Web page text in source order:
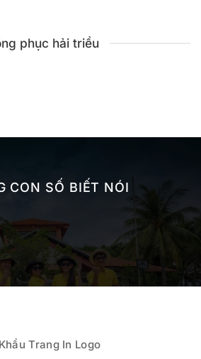
phục hải triều
CON SỐ BIẾT NÓI
Khẩu Trang In Logo